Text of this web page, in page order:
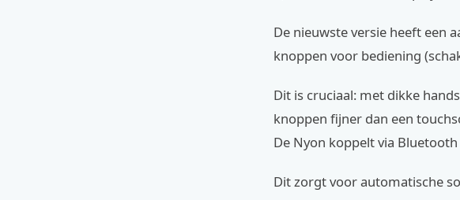
De nieuwste versie heeft een
knoppen voor bediening
Dit is cruciaal: met dikke
knoppen fijner dan een
De Nyon koppelt via
Dit zorgt voor automatische